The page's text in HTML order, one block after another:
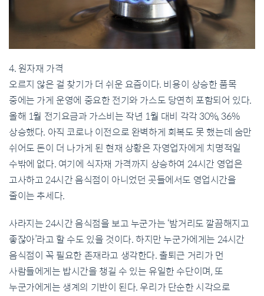
4. 원자재 가격
오르지 않은 걸 찾기가 더 쉬운 요즘이다. 비용이 상승한 품목
중에는 가게 운영에 중요한 전기와 가스도 당연히 포함되어 있다.
올해 1월 전기요금과 가스비는 작년 1월 대비 각각 30%, 36%
상승했다. 아직 코로나 이전으로 완벽하게 회복도 못 했는데 숨만
쉬어도 돈이 더 나가게 된 현재 상황은 자영업자에게 치명적일
수밖에 없다. 여기에 식자재 가격까지 상승하여 24시간 영업은
고사하고 24시간 음식점이 아니었던 곳들에서도 영업시간을
줄이는 추세다.
사라지는 24시간 음식점을 보고 누군가는 ‘밤거리도 깔끔해지고
좋잖아’라고 할 수도 있을 것이다. 하지만 누군가에게는 24시간
음식점이 꼭 필요한 존재라고 생각한다. 출퇴근 거리가 먼
사람들에게는 밥시간을 챙길 수 있는 유일한 수단이며, 또
누군가에게는 생계의 기반이 된다. 우리가 단순한 시각으로